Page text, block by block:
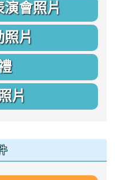
演會照片
照片
片